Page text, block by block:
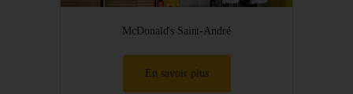
McDonald's Saint-André
En savoir plus